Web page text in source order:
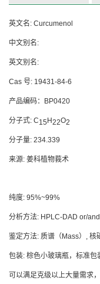
英文名: Curcumenol
中文别名:
英文别名:
Cas 号: 19431-84-6
产品编码：BP0420
分子式: C15 H22O2
分子量: 234.339
来源: 姜科植物莪术
纯度: 95%~99%
分析方法: HPLC-DAD or/
鉴定方法: 质谱（Mass）, 核
包装: 棕色小玻璃瓶，标准包
可以满足克级以上大量需求